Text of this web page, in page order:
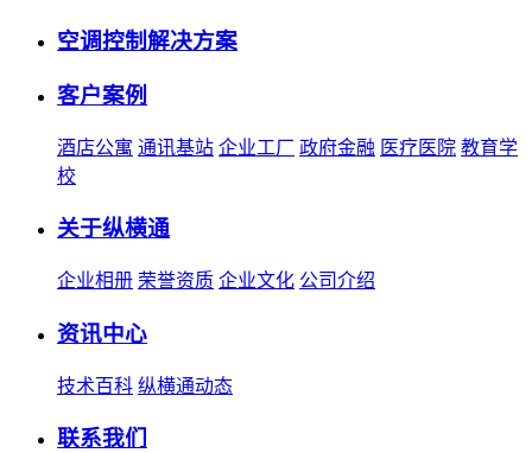
空调控制解决方案
客户案例
酒店公寓 通讯基站 企业工厂 政府金融 医疗医院 教育学
校
关于纵横通
企业相册 荣誉资质 企业文化 公司介绍
资讯中心
技术百科 纵横通动态
联系我们